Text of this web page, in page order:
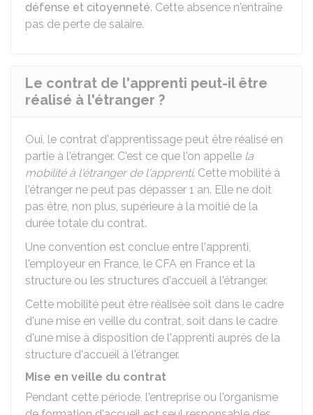
défense et citoyenneté. Cette absence n'entraîne
pas de perte de salaire.
Le contrat de l'apprenti peut-il être
réalisé à l'étranger ?
Oui, le contrat d'apprentissage peut être réalisé en
partie à l'étranger. C'est ce que l'on appelle la
mobilité à l'étranger de l'apprenti. Cette mobilité à
l'étranger ne peut pas dépasser 1 an. Elle ne doit
pas être, non plus, supérieure à la moitié de la
durée totale du contrat.
Une convention est conclue entre l'apprenti,
l'employeur en France, le CFA en France et la
structure ou les structures d'accueil à l'étranger.
Cette mobilité peut être réalisée soit dans le cadre
d'une mise en veille du contrat, soit dans le cadre
d'une mise à disposition de l'apprenti auprès de la
structure d'accueil à l'étranger.
Mise en veille du contrat
Pendant cette période, l'entreprise ou l'organisme